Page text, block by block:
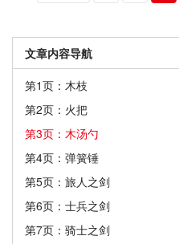
文章内容导航
第1页：木枝
第2页：火把
第3页：木汤勺
第4页：弹簧锤
第5页：旅人之剑
第6页：士兵之剑
第7页：骑士之剑